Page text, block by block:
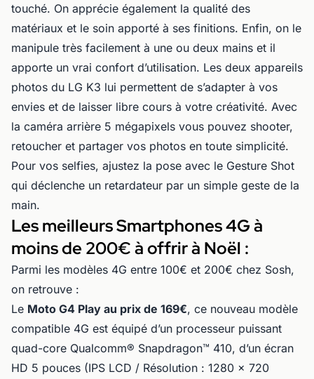
touché. On apprécie également la qualité des
matériaux et le soin apporté à ses finitions. Enfin, on le
manipule très facilement à une ou deux mains et il
apporte un vrai confort d’utilisation. Les deux appareils
photos du LG K3 lui permettent de s’adapter à vos
envies et de laisser libre cours à votre créativité. Avec
la caméra arrière 5 mégapixels vous pouvez shooter,
retoucher et partager vos photos en toute simplicité.
Pour vos selfies, ajustez la pose avec le Gesture Shot
qui déclenche un retardateur par un simple geste de la
main.
Les meilleurs Smartphones 4G à
moins de 200€ à offrir à Noël :
Parmi les modèles 4G entre 100€ et 200€ chez Sosh,
on retrouve :
Le Moto G4 Play au prix de 169€, ce nouveau modèle
compatible 4G est équipé d’un processeur puissant
quad-core Qualcomm® Snapdragon™ 410, d’un écran
HD 5 pouces (IPS LCD / Résolution : 1280 x 720